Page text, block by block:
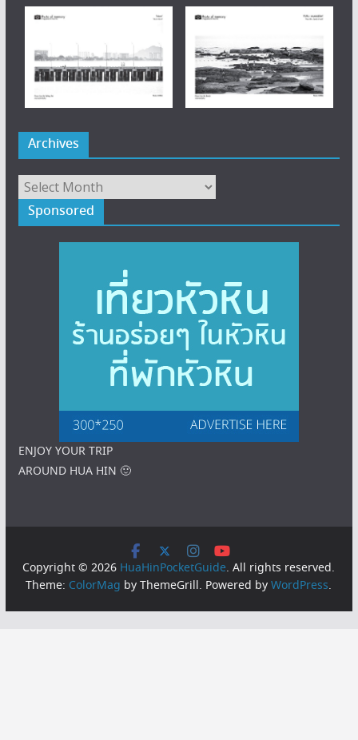
Archives
Archives
Sponsored
ENJOY YOUR TRIP
AROUND HUA HIN 🙂
Copyright © 2026 HuaHinPocketGuide. All rights reserved.
Theme: ColorMag by ThemeGrill. Powered byWordPress.